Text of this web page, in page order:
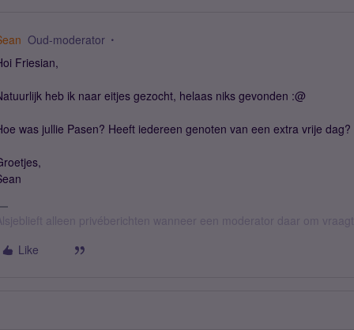
Oud-moderator
Friesian,
heb ik naar eitjes gezocht, helaas niks gevonden :@
was jullie Pasen? Heeft iedereen genoten van een extra vrije dag?
alleen privéberichten wanneer een moderator daar om vraagt.
Like